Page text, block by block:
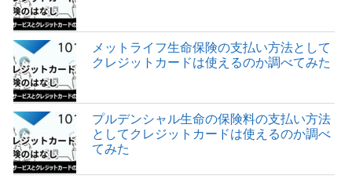
メットライフ生命保険の支払い方法として
クレジットカードは使えるのか調べてみた
プルデンシャル生命の保険料の支払い方法
としてクレジットカードは使えるのか調べ
てみた